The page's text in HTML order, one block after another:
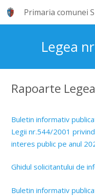
Primaria comunei
Legea
Rapoarte
Buletin informativ
Legii nr.544/2001
interes public pe anul
Ghidul solicitantului de
Buletin informativ